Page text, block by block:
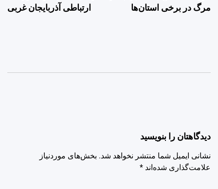
مرگ در برخی استان‌ها
ارتباطی آذربایجان غربی
دیدگاهتان را بنویسید
نشانی ایمیل شما منتشر نخواهد شد. بخش‌های موردنیاز
علامت‌گذاری شده‌اند *